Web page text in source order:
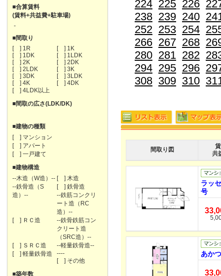
■合算賃料
(賃料+共益費+駐車場)
-
■間取り
[ ] 1R
[ ] 1K
[ ] 1DK
[ ] 1LDK
[ ] 2K
[ ] 2DK
[ ] 2LDK
[ ] 3K
[ ] 3DK
[ ] 3LDK
[ ] 4K
[ ] 4DK
[ ] 4LDK以上
■間取の広さ(LDK/DK)
■建物の種類
[ ] マンション
[ ] アパート
[ ] 一戸建て
■建物構造
--木造（W造）-- [ ] 木造
--鉄骨造（S
造）--
[ ] 鉄骨造
--鉄筋コンクリ
ート造（RC
造）--
[ ] ＲＣ造
--鉄骨鉄筋コン
クリート造
（SRC造）--
[ ] ＳＲＣ造
--軽量鉄骨造--
[ ] 軽量鉄骨造
----
[ ] その他
■築年数
224 225 226
238 239 240
252 253 254
266 267 268
280 281 282
294 295 296
308 309 310
間取り図
共
ラッ
号
あか